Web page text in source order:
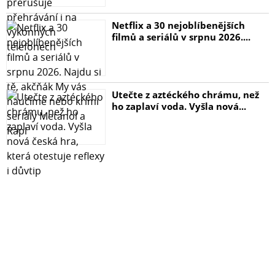
Netflix a 30 nejoblíbenějších
filmů a seriálů v srpnu 2026....
Utečte z aztéckého chrámu, než
ho zaplaví voda. Vyšla nová...